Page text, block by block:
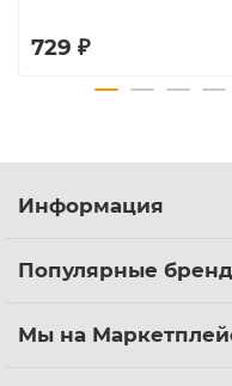
729 ₽
Информация
Популярные
Мы на